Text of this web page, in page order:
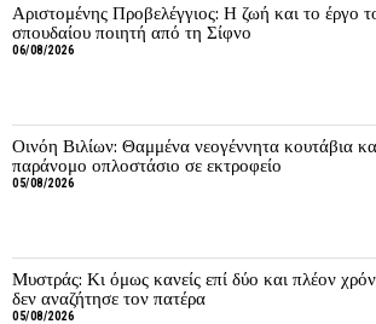
Αριστομένης Προβελέγγιος: Η ζωή και το έργο
σπουδαίου ποιητή από τη Σίφνο
06/08/2026
Οινόη Βιλίων: Θαμμένα νεογέννητα κουτάβια
παράνομο οπλοστάσιο σε εκτροφείο
05/08/2026
Μυστράς: Κι όμως κανείς επί δύο και πλέον
δεν αναζήτησε τον πατέρα
05/08/2026